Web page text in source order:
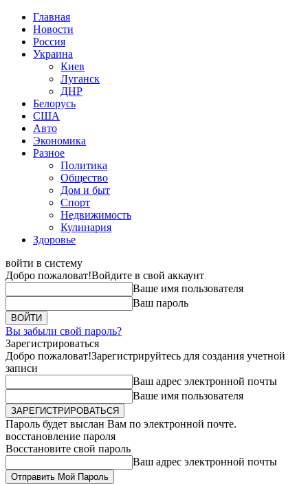
Главная
Новости
Россия
Украина
Киев
Луганск
ДНР
Белорусь
США
Авто
Экономика
Разное
Политика
Общество
Дом и быт
Спорт
Недвижимость
Кулинария
Здоровье
войти в систему
Добро пожаловат!Войдите в свой аккаунт
Ваше имя пользователя
Ваш пароль
Вы забыли свой пароль?
Зарегистрироваться
Добро пожаловат!Зарегистрируйтесь для создания учетной
записи
Ваш адрес электронной почты
Ваше имя пользователя
Пароль будет выслан Вам по электронной почте.
восстановление пароля
Восстановите свой пароль
Ваш адрес электронной почты